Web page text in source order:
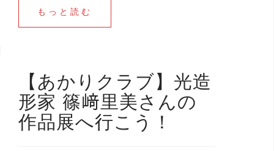
もっと読む
【あかりクラブ】光造
形家 篠﨑里美さんの
作品展へ行こう！